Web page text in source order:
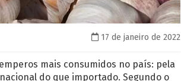
17 de janeiro de 2022
mais consumidos no país: pela
do que importado. Segundo o